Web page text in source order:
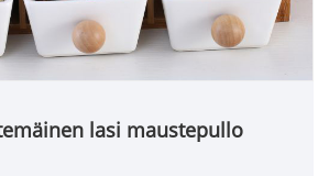
lasi maustepullo